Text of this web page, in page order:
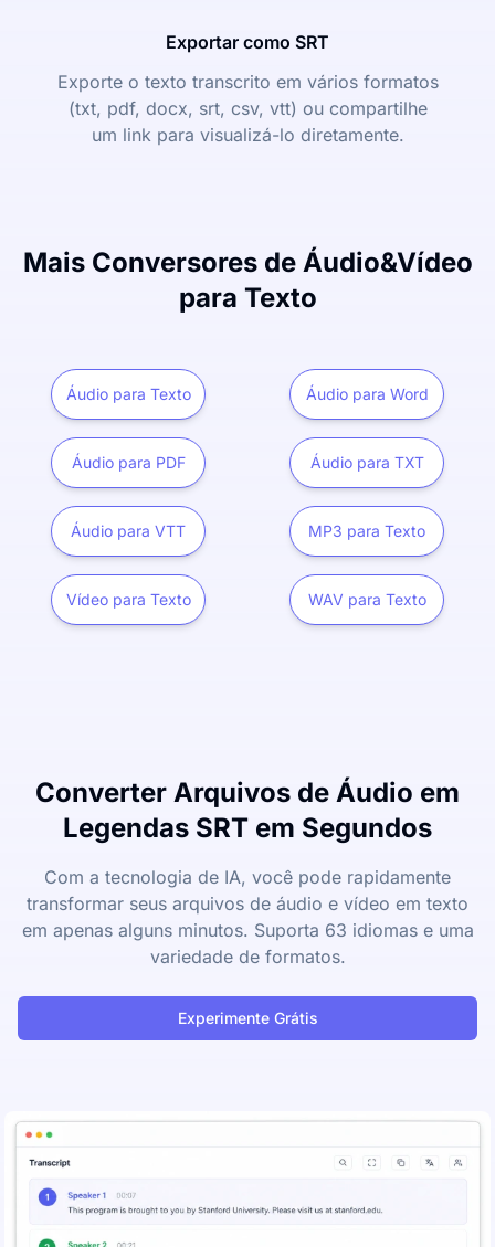
Exportar como SRT
Exporte o texto transcrito em vários formatos
(txt, pdf, docx, srt, csv, vtt) ou compartilhe
um link para visualizá-lo diretamente.
Mais Conversores de Áudio&Vídeo
para Texto
Áudio para Texto Áudio para Word
Áudio para PDF Áudio para TXT
Áudio para VTT MP3 para Texto
Vídeo para Texto WAV para Texto
Converter Arquivos de Áudio em
Legendas SRT em Segundos
Com a tecnologia de IA, você pode rapidamente
transformar seus arquivos de áudio e vídeo em texto
em apenas alguns minutos. Suporta 63 idiomas e uma
variedade de formatos.
Experimente Grátis